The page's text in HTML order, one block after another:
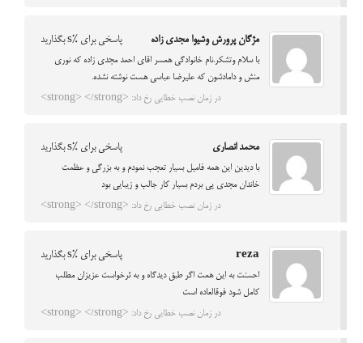
مژگان پرورش وشیوا مجدی زاده پاسخی برای %s بگذارید
با سلام وتشکر.نام خانوادگی همسر اقای احمد مجدی زاده که نوری
منش و دامادشون که علیرضا عباسی هست نوشته نشده.
در زمان نصب خطایی رخ داد: <strong> </strong>
محمد انصاری پاسخی برای %s بگذارید
با دیدین این همه فامیل بسیار تعجب نمودم و به بزرگی و عظمت
خاندان مجدی پی بردم بسیار کار جالب و زیبایی بود
در زمان نصب خطایی رخ داد: <strong> </strong>
reza پاسخی برای %s بگذارید
احسنت به اين همت اگر طبق ديدگاه و به ئرخواست عزيزان مطلب
كامل شود فوقالعاده است
در زمان نصب خطایی رخ داد: <strong> </strong>